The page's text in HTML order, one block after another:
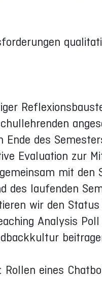
Ende des
Evaluation zur
mit den
des laufenden
wir den
Analysis
eines